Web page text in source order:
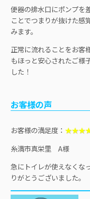
便器の排水口にポンプを
ことでつまりが抜けた感
みます。
正常に流れることをお客
もほっと安心されたご様
した！
お客様の声
お客様の満足度：
糸満市真栄里 A様
急にトイレが使えなくな
りがとうございました。